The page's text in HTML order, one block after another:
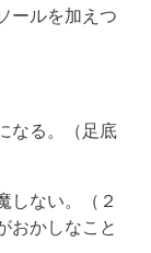
ールを加えつ
なる。（足底
しない。（２
おかしなこと